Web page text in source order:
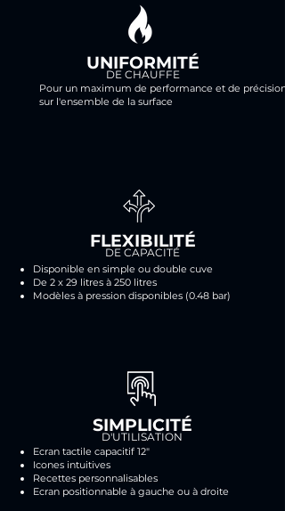
UNIFORMITÉ
DE CHAUFFE
Pour un maximum de performance et de précision
sur l'ensemble de la surface
FLEXIBILITÉ
DE CAPACITÉ
Disponible en simple ou double cuve
De 2 x 29 litres à 250 litres
Modèles à pression disponibles (0.48 bar)
SIMPLICITÉ
D'UTILISATION
Ecran tactile capacitif 12"
Icones intuitives
Recettes personnalisables
Ecran positionnable à gauche ou à droite